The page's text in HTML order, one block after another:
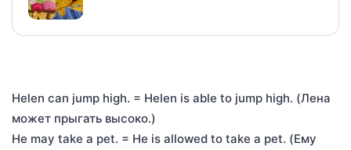
Helen can jump high. = Helen is able to jump high. (Лена
может прыгать высоко.)
He may take a pet. = He is allowed to take a pet. (Ему